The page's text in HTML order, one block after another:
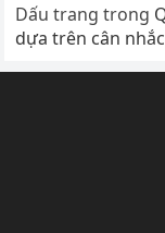
Dấu trang trong
dựa trên cân